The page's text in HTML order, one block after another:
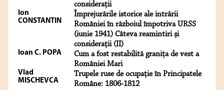
considerații
Ion
CONSTANTIN
Împrejurările istorice ale intrării
României în războiul împotriva URSS
(iunie 1941) Câteva reamintiri și
considerații (II)
Ioan C. POPA
Cum a fost restabilită granița de vest a
României Mari
Vlad
MISCHEVCA
Trupele ruse de ocupație în Principatele
Române: 1806-1812